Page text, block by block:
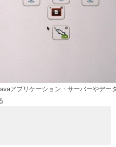
アプリケーション・サーバーやデー